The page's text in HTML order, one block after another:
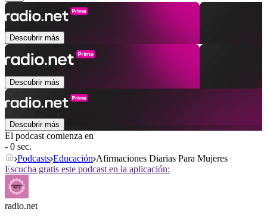
Descubrir más
Descubrir más
Descubrir más
El podcast comienza en
- 0 sec.
Podcasts Educación Afirmaciones Diarias Para Mujeres
Escucha gratis este podcast en la aplicación:
radio.net